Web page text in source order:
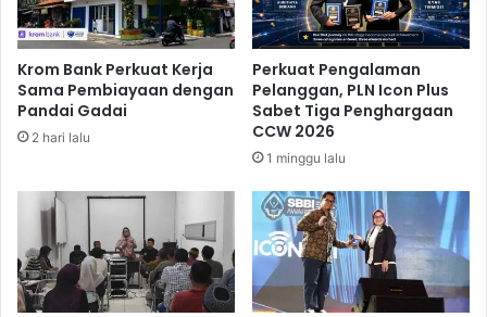
a
n
P
o
s
s
K
u
a
U
s
e
R
i
u
Krom Bank Perkuat Kerja
Sama Pembiayaan dengan
Pandai Gadai
2 hari lalu
Perkuat Pengalaman
Pelanggan, PLN Icon Plus
Sabet Tiga Penghargaan
CCW 2026
1 minggu lalu